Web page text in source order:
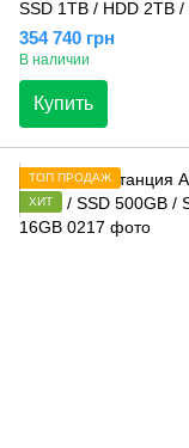
SSD 1TB / HDD 2TB
354 740 грн
В наличии
Купить
ТОП ПРОДАЖ
ХИТ